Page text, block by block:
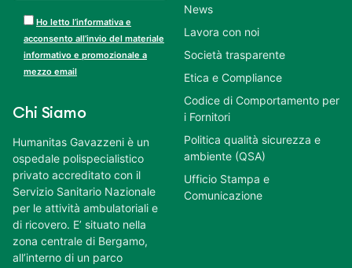
Ho letto l’informativa e
acconsento all’invio del materiale
informativo e promozionale a
mezzo email
Chi Siamo
Humanitas Gavazzeni è un
ospedale polispecialistico
privato accreditato con il
Servizio Sanitario Nazionale
per le attività ambulatoriali e
di ricovero. E’ situato nella
zona centrale di Bergamo,
all’interno di un parco
News
Lavora con noi
Società trasparente
Etica e Compliance
Codice di Comportamento per
i Fornitori
Politica qualità sicurezza e
ambiente (QSA)
Ufficio Stampa e
Comunicazione